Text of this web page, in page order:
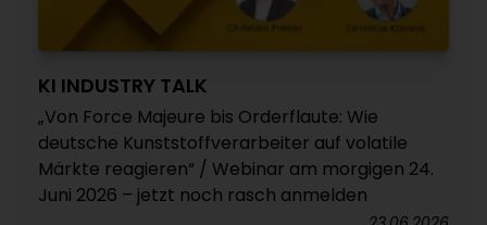
KI INDUSTRY TALK
„Von Force Majeure bis Orderflaute: Wie
deutsche Kunststoffverarbeiter auf volatile
Märkte reagieren“ / Webinar am morgigen 24.
Juni 2026 – jetzt noch rasch anmelden